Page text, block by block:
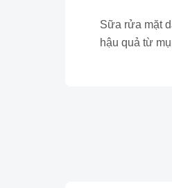
Sữa rửa mặt
hậu quả từ